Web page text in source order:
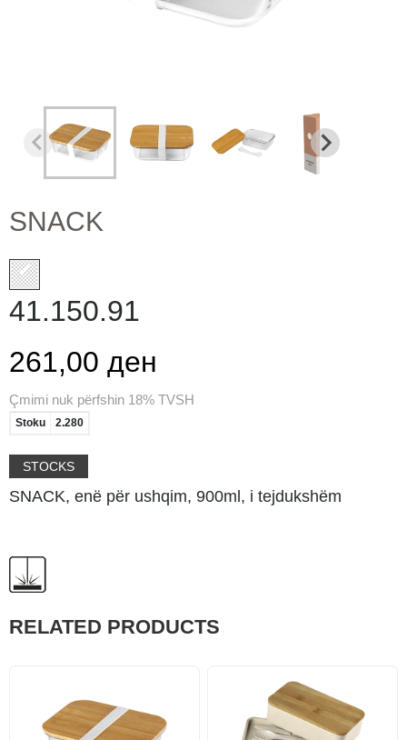
SNACK
41.150.91
261,00 ден
Çmimi nuk përfshin 18% TVSH
Stoku 2.280
STOCKS
SNACK, enë për ushqim, 900ml, i tejdukshëm
RELATED PRODUCTS